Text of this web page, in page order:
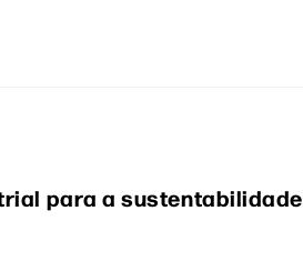
para a sustentabilidade